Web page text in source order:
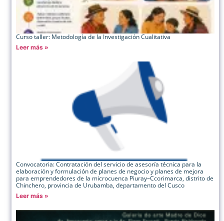
Curso taller: Metodología de la Investigación Cualitativa
Leer más »
Convocatoria: Contratación del servicio de asesoría técnica para la
elaboración y formulación de planes de negocio y planes de mejora
para emprendedores de la microcuenca Piuray–Ccorimarca, distrito de
Chinchero, provincia de Urubamba, departamento del Cusco
Leer más »